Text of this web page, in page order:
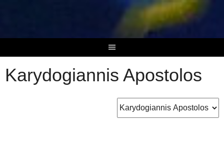
Karydogiannis Apostolos